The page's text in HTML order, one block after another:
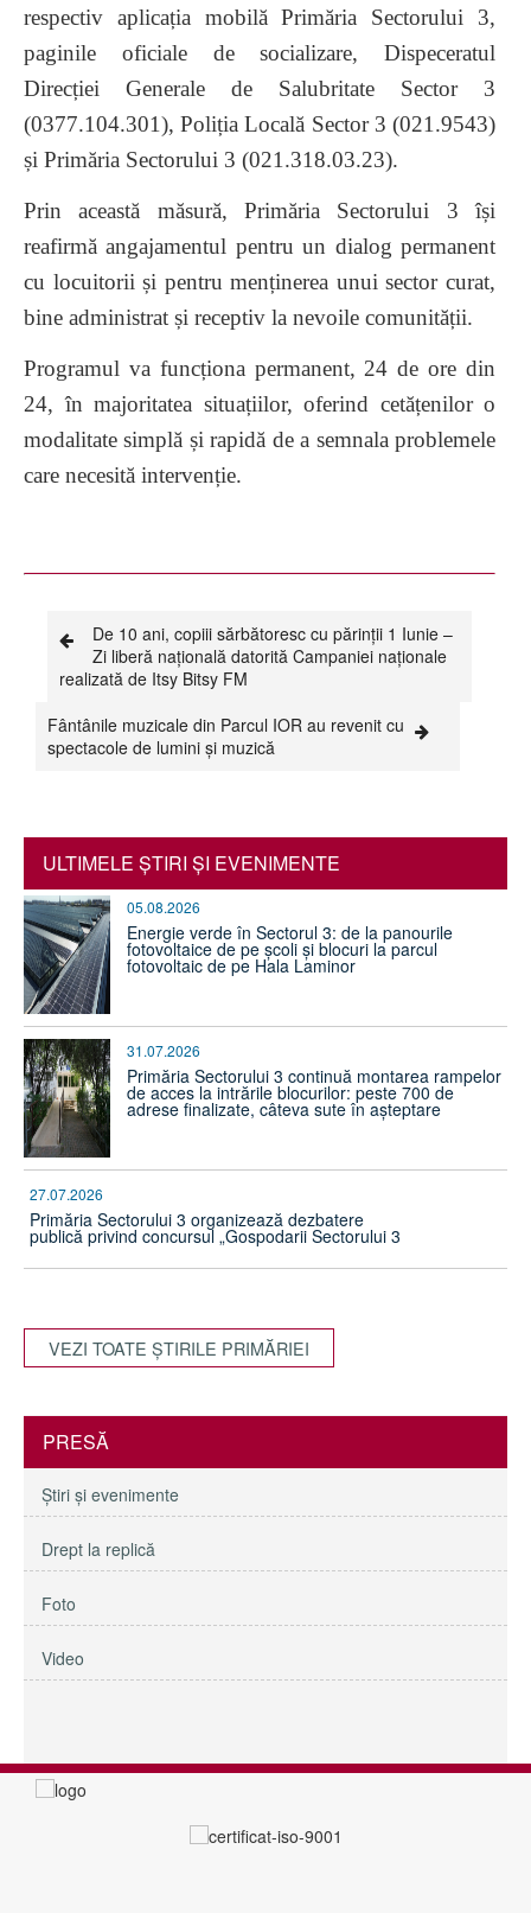
respectiv aplicația mobilă Primăria Sectorului 3,
paginile oficiale de socializare, Dispeceratul
Direcției Generale de Salubritate Sector 3
(0377.104.301), Poliția Locală Sector 3 (021.9543)
și Primăria Sectorului 3 (021.318.03.23).
Prin această măsură, Primăria Sectorului 3 își
reafirmă angajamentul pentru un dialog permanent
cu locuitorii și pentru menținerea unui sector curat,
bine administrat și receptiv la nevoile comunității.
Programul va funcționa permanent, 24 de ore din
24, în majoritatea situațiilor, oferind cetățenilor o
modalitate simplă și rapidă de a semnala problemele
care necesită intervenție.
De 10 ani, copiii sărbătoresc cu părinții 1 Iunie –
Zi liberă națională datorită Campaniei naționale
realizată de Itsy Bitsy FM
Fântânile muzicale din Parcul IOR au revenit cu
spectacole de lumini și muzică
ULTIMELE ŞTIRI ŞI EVENIMENTE
05.08.2026
Energie verde în Sectorul 3: de la panourile
fotovoltaice de pe școli și blocuri la parcul
fotovoltaic de pe Hala Laminor
31.07.2026
Primăria Sectorului 3 continuă montarea rampelor
de acces la intrările blocurilor: peste 700 de
adrese finalizate, câteva sute în așteptare
27.07.2026
Primăria Sectorului 3 organizează dezbatere
publică privind concursul „Gospodarii Sectorului 3
VEZI TOATE ŞTIRILE PRIMĂRIEI
PRESĂ
Ştiri şi evenimente
Drept la replică
Foto
Video